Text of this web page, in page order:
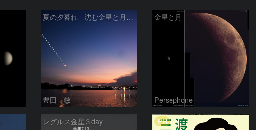
夏の夕暮れ 沈む金星と月 2026/7/20
豊田 敏
金星と月
Persephone
レグルス金星３day PR